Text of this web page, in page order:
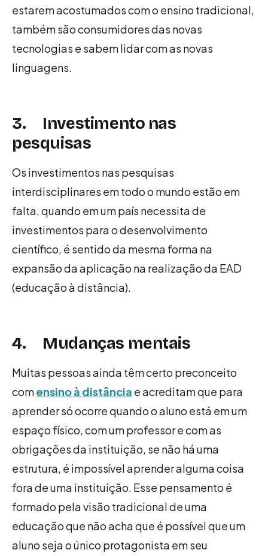
estarem acostumados com o ensino tradicional,
também são consumidores das novas
tecnologias e sabem lidar com as novas
linguagens.
3. Investimento nas
pesquisas
Os investimentos nas pesquisas
interdisciplinares em todo o mundo estão em
falta, quando em um país necessita de
investimentos para o desenvolvimento
científico, é sentido da mesma forma na
expansão da aplicação na realização da EAD
(educação à distância).
4. Mudanças mentais
Muitas pessoas ainda têm certo preconceito
comensino à distância e acreditam que para
aprender só ocorre quando o aluno está em um
espaço físico, com um professor e com as
obrigações da instituição, se não há uma
estrutura, é impossível aprender alguma coisa
fora de uma instituição. Esse pensamento é
formado pela visão tradicional de uma
educação que não acha que é possível que um
aluno seja o único protagonista em seu